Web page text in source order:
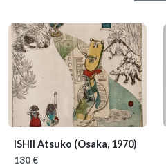
ISHII Atsuko (Osaka, 1970)
130 €